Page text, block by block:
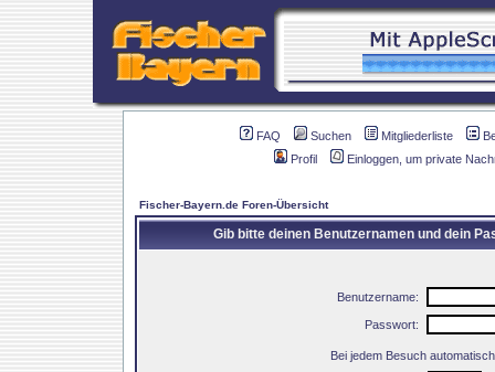
FAQ Suchen Mitgliederliste
Profil
Einloggen, um private
Fischer-Bayern.de Foren-Übersicht
Gib bitte deinen Benutzernamen und dein
Benutzername:
Passwort:
Bei jedem Besuch